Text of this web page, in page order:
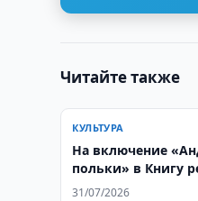
Читайте также
КУЛЬТУРА
На включение
польки» в Книгу
Гиннесса
31/07/2026